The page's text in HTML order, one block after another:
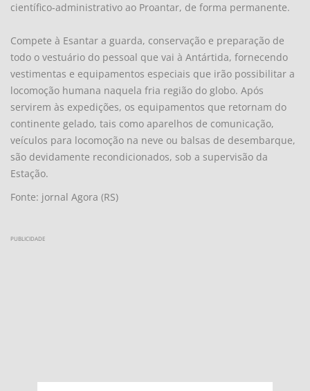
científico-administrativo ao Proantar, de forma permanente.
Compete à Esantar a guarda, conservação e preparação de
todo o vestuário do pessoal que vai à Antártida, fornecendo
vestimentas e equipamentos especiais que irão possibilitar a
locomoção humana naquela fria região do globo. Após
servirem às expedições, os equipamentos que retornam do
continente gelado, tais como aparelhos de comunicação,
veículos para locomoção na neve ou balsas de desembarque,
são devidamente recondicionados, sob a supervisão da
Estação.
Fonte: jornal Agora (RS)
PUBLICIDADE